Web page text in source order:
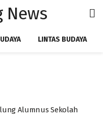
LINTAS BUDAYA
Alumnus Sekolah